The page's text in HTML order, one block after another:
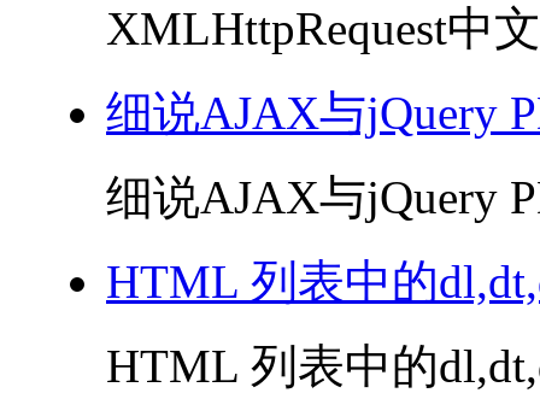
XMLHttpRequest中
细说AJAX与jQuery
细说AJAX与jQuery
HTML 列表中的
HTML 列表中的